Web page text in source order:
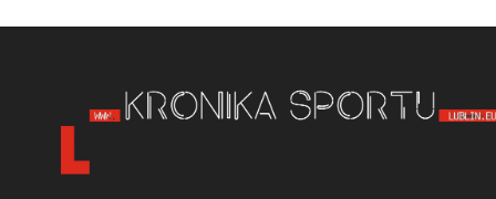
treści